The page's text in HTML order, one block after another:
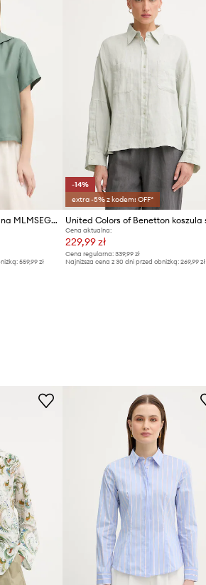
Marella koszula jedwabna MLMSEGNALE
559,99 zł
-14%
extra -5% z kodem: OFF*
Cena aktualna:
229,99 zł
Cena regularna: 339,99 zł
Najniższa cena z 30 dni przed obniżką: 269,99 zł